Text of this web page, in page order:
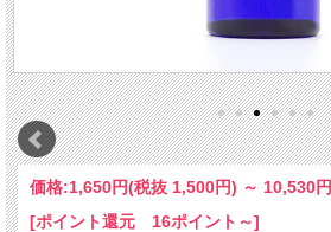
価格:1,650円(税抜 1,500円) ～ 10,530円
[ポイント還元 16ポイント～]